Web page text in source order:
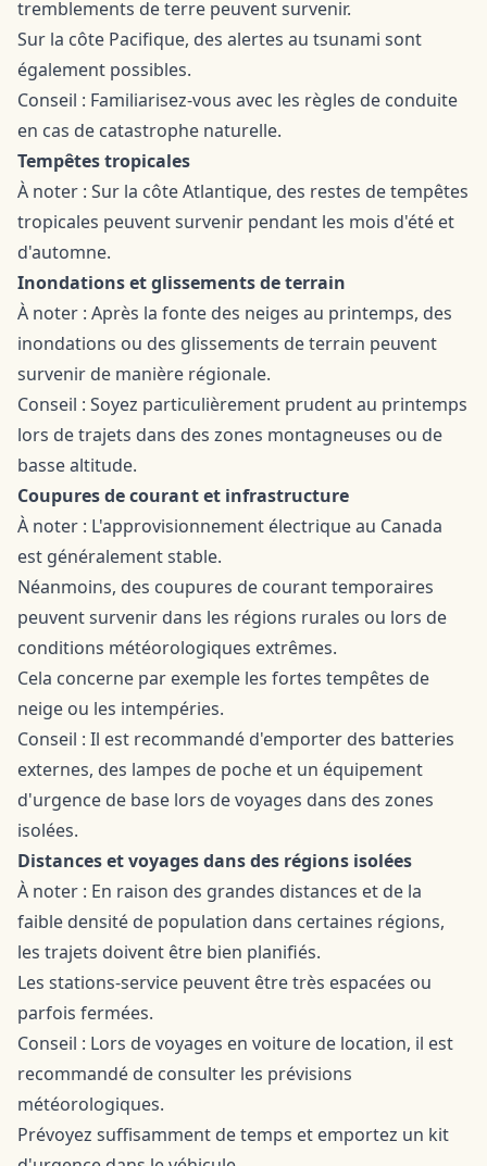
tremblements de terre peuvent survenir.
Sur la côte Pacifique, des alertes au tsunami sont
également possibles.
Conseil : Familiarisez-vous avec les règles de conduite
en cas de catastrophe naturelle.
Tempêtes tropicales
À noter : Sur la côte Atlantique, des restes de tempêtes
tropicales peuvent survenir pendant les mois d'été et
d'automne.
Inondations et glissements de terrain
À noter : Après la fonte des neiges au printemps, des
inondations ou des glissements de terrain peuvent
survenir de manière régionale.
Conseil : Soyez particulièrement prudent au printemps
lors de trajets dans des zones montagneuses ou de
basse altitude.
Coupures de courant et infrastructure
À noter : L'approvisionnement électrique au Canada
est généralement stable.
Néanmoins, des coupures de courant temporaires
peuvent survenir dans les régions rurales ou lors de
conditions météorologiques extrêmes.
Cela concerne par exemple les fortes tempêtes de
neige ou les intempéries.
Conseil : Il est recommandé d'emporter des batteries
externes, des lampes de poche et un équipement
d'urgence de base lors de voyages dans des zones
isolées.
Distances et voyages dans des régions isolées
À noter : En raison des grandes distances et de la
faible densité de population dans certaines régions,
les trajets doivent être bien planifiés.
Les stations-service peuvent être très espacées ou
parfois fermées.
Conseil : Lors de voyages en voiture de location, il est
recommandé de consulter les prévisions
météorologiques.
Prévoyez suffisamment de temps et emportez un kit